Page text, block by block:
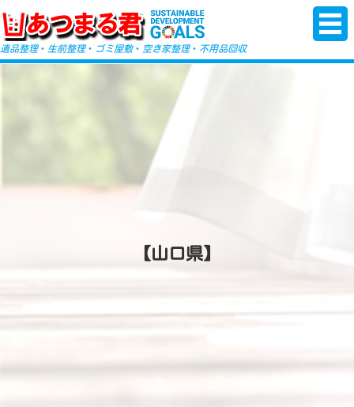
-->
遺品整理・ 生前整理・ ゴミ屋敷・ 空き家整理・ 不用品回収
【山口県】